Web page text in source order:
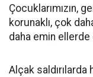
Çocuklarımızın,
korunaklı, çok
daha emin ellerde
Alçak saldırılarda